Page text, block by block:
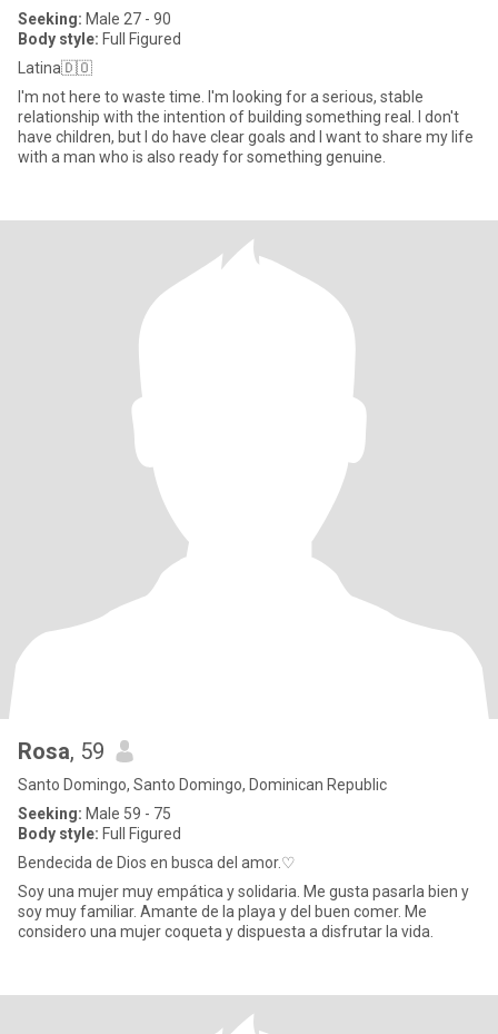
Seeking: Male 27 - 90
Body style: Full Figured
Latina🇩🇴
I'm not here to waste time. I'm looking for a serious, stable
relationship with the intention of building something real. I don't
have children, but I do have clear goals and I want to share my life
with a man who is also ready for something genuine.
Rosa, 59
Santo Domingo, Santo Domingo, Dominican Republic
Seeking: Male 59 - 75
Body style: Full Figured
Bendecida de Dios en busca del amor.♡
Soy una mujer muy empática y solidaria. Me gusta pasarla bien y
soy muy familiar. Amante de la playa y del buen comer. Me
considero una mujer coqueta y dispuesta a disfrutar la vida.